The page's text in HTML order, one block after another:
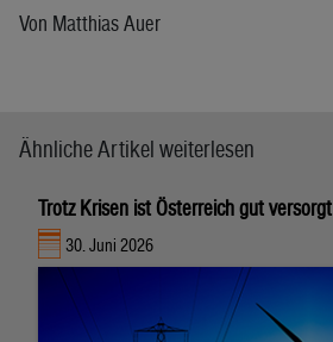
Von Matthias Auer
Ähnliche Artikel weiterlesen
Trotz Krisen ist Österreich gut versorgt
30. Juni 2026